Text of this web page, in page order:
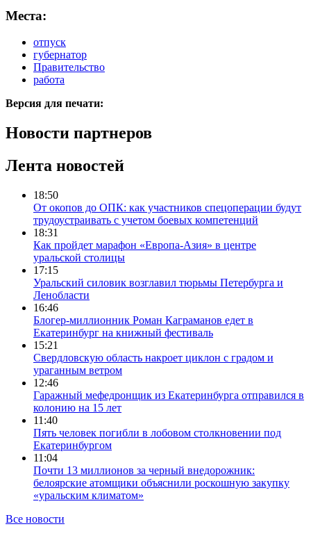
Места:
отпуск
губернатор
Правительство
работа
Версия для печати:
Новости партнеров
Лента новостей
18:50
От окопов до ОПК: как участников спецоперации будут
трудоустраивать с учетом боевых компетенций
18:31
Как пройдет марафон «Европа-Азия» в центре
уральской столицы
17:15
Уральский силовик возглавил тюрьмы Петербурга и
Ленобласти
16:46
Блогер-миллионник Роман Каграманов едет в
Екатеринбург на книжный фестиваль
15:21
Свердловскую область накроет циклон с градом и
ураганным ветром
12:46
Гаражный мефедронщик из Екатеринбурга отправился в
колонию на 15 лет
11:40
Пять человек погибли в лобовом столкновении под
Екатеринбургом
11:04
Почти 13 миллионов за черный внедорожник:
белоярские атомщики объяснили роскошную закупку
«уральским климатом»
Все новости